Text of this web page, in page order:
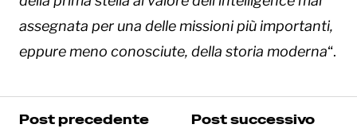
assegnata per una delle missioni più importanti,
eppure meno conosciute, della storia moderna“.
Post precedente
Post successivo